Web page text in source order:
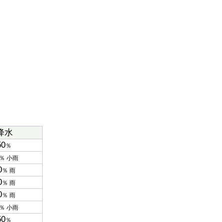
水
％
小雨
％ 雨
％ 雨
％ 雨
小雨
％